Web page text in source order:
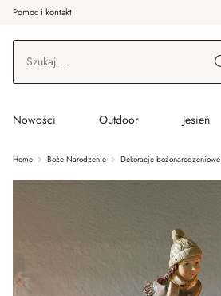
do wątku głównego
Przejdź do wyszukiwania
Przejdź do głównej nawigacji
Pomoc i kontakt
Nowości Outdoor Jesień
Home Boże Narodzenie Dekoracje bożonarodzeniowe